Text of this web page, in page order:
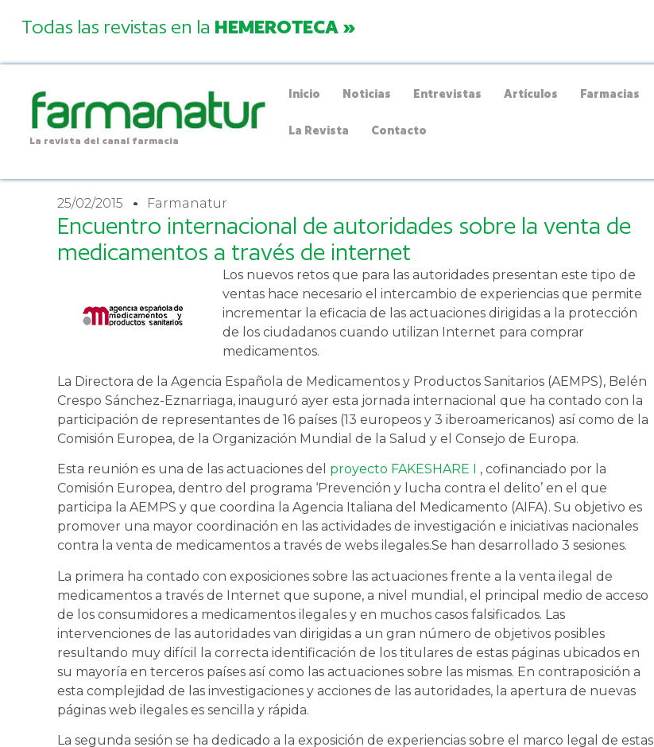
Todas las revistas en la HEMEROTECA »
La revista del canal farmacia
Inicio Noticias Entrevistas Artículos Farmacias
La Revista Contacto
25/02/2015 Farmanatur
Encuentro internacional de autoridades sobre la venta de
medicamentos a través de internet
Los nuevos retos que para las autoridades presentan este tipo de
ventas hace necesario el intercambio de experiencias que permite
incrementar la eficacia de las actuaciones dirigidas a la protección
de los ciudadanos cuando utilizan Internet para comprar
medicamentos.
La Directora de la Agencia Española de Medicamentos y Productos Sanitarios (AEMPS), Belén
Crespo Sánchez-Eznarriaga, inauguró ayer esta jornada internacional que ha contado con la
participación de representantes de 16 países (13 europeos y 3 iberoamericanos) así como de la
Comisión Europea, de la Organización Mundial de la Salud y el Consejo de Europa.
Esta reunión es una de las actuaciones del proyecto FAKESHARE I , cofinanciado por la
Comisión Europea, dentro del programa ‘Prevención y lucha contra el delito’ en el que
participa la AEMPS y que coordina la Agencia Italiana del Medicamento (AIFA). Su objetivo es
promover una mayor coordinación en las actividades de investigación e iniciativas nacionales
contra la venta de medicamentos a través de webs ilegales.Se han desarrollado 3 sesiones.
La primera ha contado con exposiciones sobre las actuaciones frente a la venta ilegal de
medicamentos a través de Internet que supone, a nivel mundial, el principal medio de acceso
de los consumidores a medicamentos ilegales y en muchos casos falsificados. Las
intervenciones de las autoridades van dirigidas a un gran número de objetivos posibles
resultando muy difícil la correcta identificación de los titulares de estas páginas ubicados en
su mayoría en terceros países así como las actuaciones sobre las mismas. En contraposición a
esta complejidad de las investigaciones y acciones de las autoridades, la apertura de nuevas
páginas web ilegales es sencilla y rápida.
La segunda sesión se ha dedicado a la exposición de experiencias sobre el marco legal de estas